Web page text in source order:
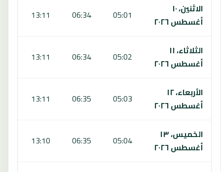
الاثنين، ١٠
أغسطس ٢٠٢٦
05:01
06:34
13:11
الثلاثاء، ١١
أغسطس ٢٠٢٦
05:02
06:34
13:11
الأربعاء، ١٢
أغسطس ٢٠٢٦
05:03
06:35
13:11
الخميس، ١٣
أغسطس ٢٠٢٦
05:04
06:35
13:10